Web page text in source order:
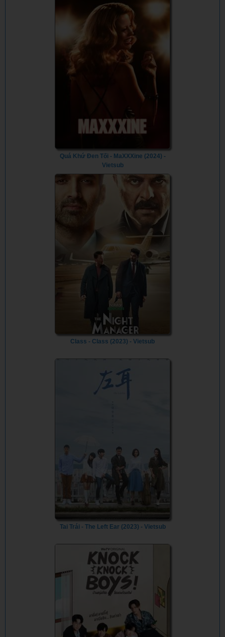
Quá Khứ Đen Tối - MaXXXine (2024) -
Vietsub
Class - Class (2023) - Vietsub
Tai Trái - The Left Ear (2023) - Vietsub